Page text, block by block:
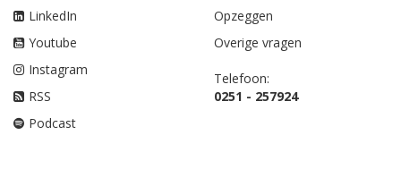
LinkedIn
Youtube
Instagram
RSS
Podcast
Opzeggen
Overige vragen
Telefoon:
0251 - 257924